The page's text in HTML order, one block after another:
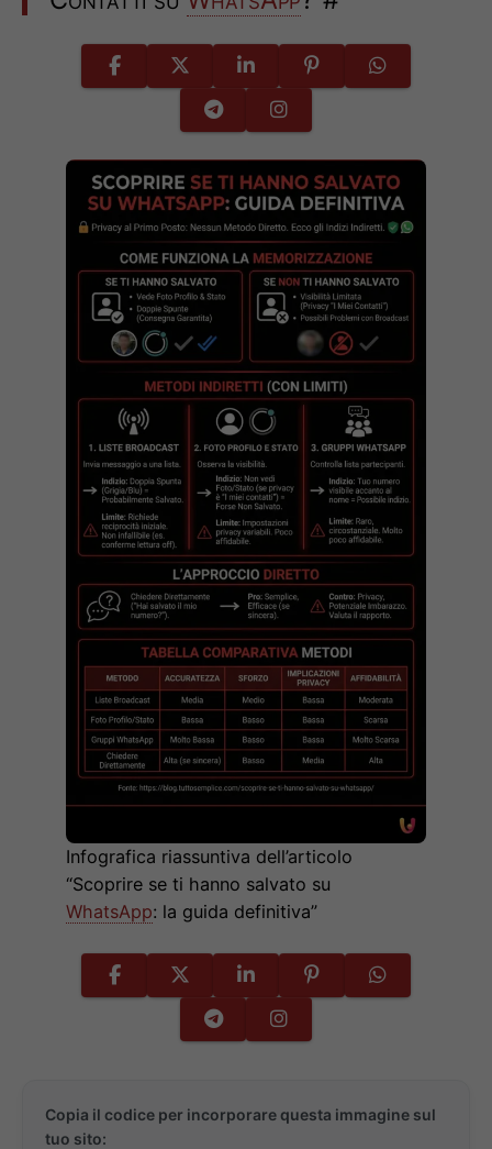
Infografica riassuntiva dell’articolo
“Scoprire se ti hanno salvato su
WhatsApp: la guida definitiva”
Copia il codice per incorporare questa immagine sul
tuo sito: